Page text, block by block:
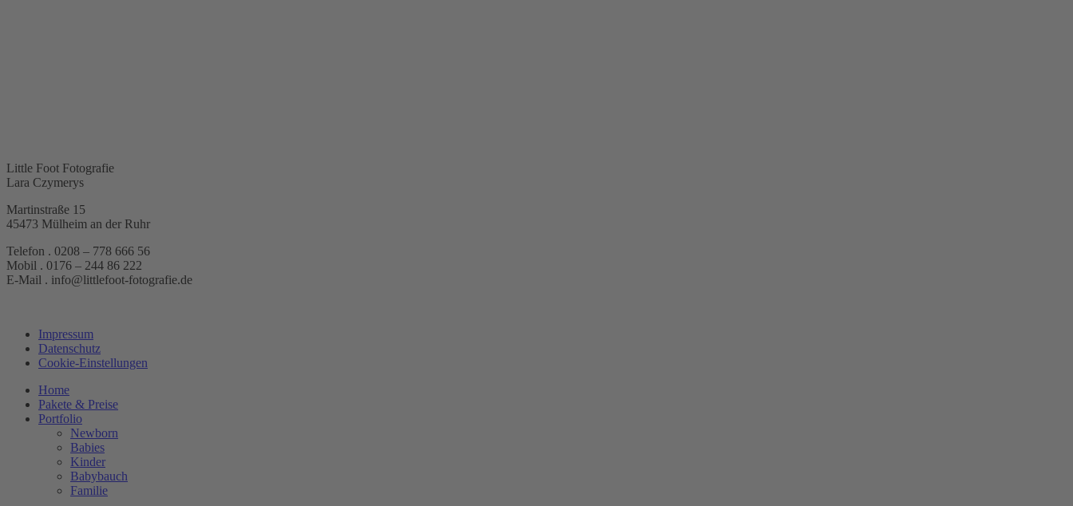
Little Foot Fotografie
Lara Czymerys
Martinstraße 15
45473 Mülheim an der Ruhr
Telefon . 0208 – 778 666 56
Mobil . 0176 – 244 86 222
E-Mail . info@littlefoot-fotografie.de
Impressum
Datenschutz
Cookie-Einstellungen
Home
Pakete & Preise
Portfolio
Newborn
Babies
Kinder
Babybauch
Familie